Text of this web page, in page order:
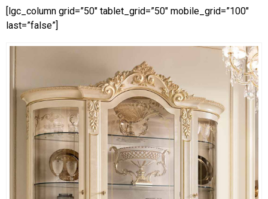
[lgc_column grid=”50″ tablet_grid=”50″ mobile_grid=”100″
last=”false”]